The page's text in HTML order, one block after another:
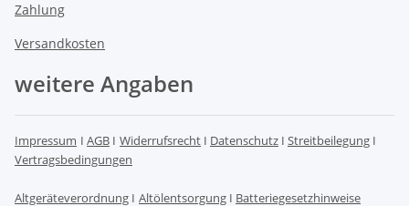
Zahlung
Versandkosten
weitere Angaben
Impressum I AGB I Widerrufsrecht I Datenschutz I Streitbeilegung I
Vertragsbedingungen
Altgeräteverordnung I Altölentsorgung I Batteriegesetzhinweise